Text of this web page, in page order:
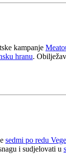
kampanje
hranu.
sedmi po redu
i sudjelovati u